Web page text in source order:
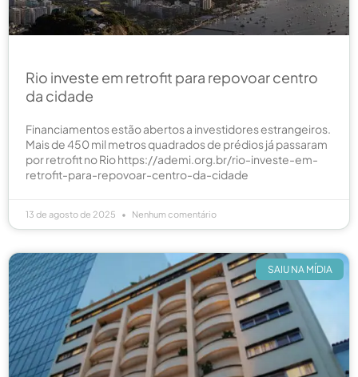
Rio investe em retrofit para repovoar centro
da cidade
Financiamentos estão abertos a investidores estrangeiros.
Mais de 450 mil metros quadrados de prédios já passaram
por retrofit no Rio https://ademi.org.br/rio-investe-em-
retrofit-para-repovoar-centro-da-cidade
13 de agosto de 2025 Nenhum comentário
SAIU NA MÍDIA